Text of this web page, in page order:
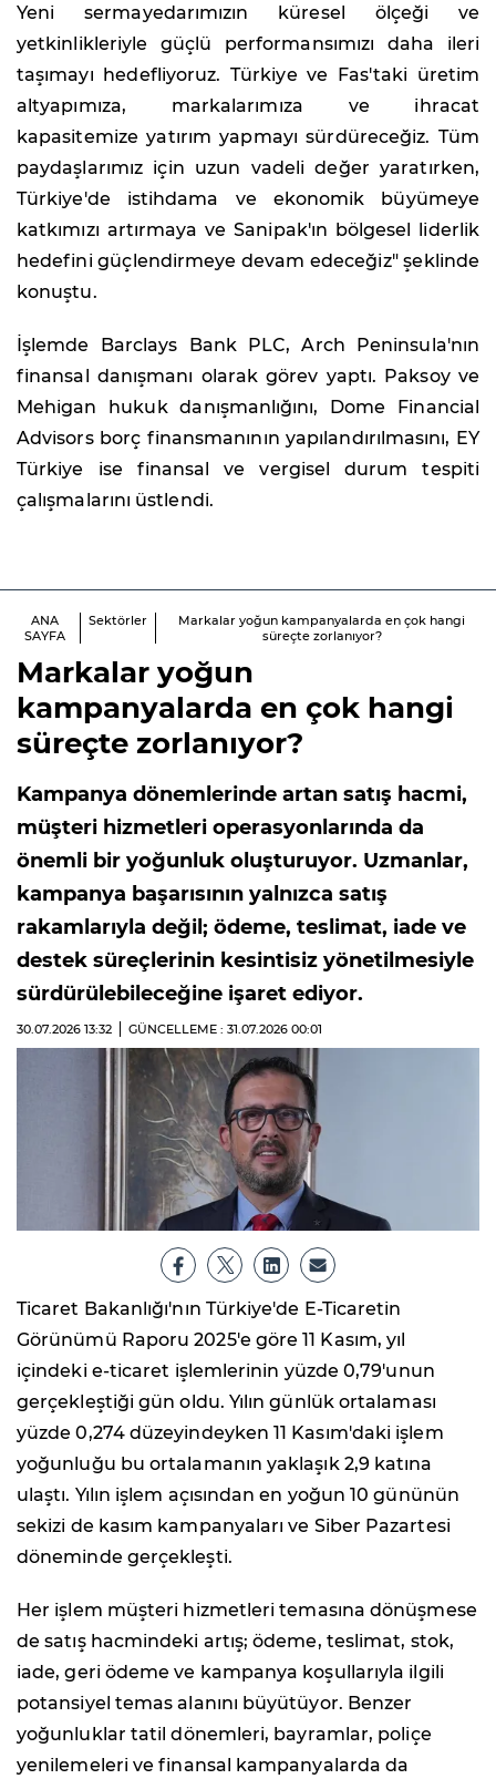
Yeni sermayedarımızın küresel ölçeği ve
yetkinlikleriyle güçlü performansımızı daha ileri
taşımayı hedefliyoruz. Türkiye ve Fas'taki üretim
altyapımıza, markalarımıza ve ihracat
kapasitemize yatırım yapmayı sürdüreceğiz. Tüm
paydaşlarımız için uzun vadeli değer yaratırken,
Türkiye'de istihdama ve ekonomik büyümeye
katkımızı artırmaya ve Sanipak'ın bölgesel liderlik
hedefini güçlendirmeye devam edeceğiz" şeklinde
konuştu.
İşlemde Barclays Bank PLC, Arch Peninsula'nın
finansal danışmanı olarak görev yaptı. Paksoy ve
Mehigan hukuk danışmanlığını, Dome Financial
Advisors borç finansmanının yapılandırılmasını, EY
Türkiye ise finansal ve vergisel durum tespiti
çalışmalarını üstlendi.
ANA
SAYFA
Sektörler
Markalar yoğun kampanyalarda en çok hangi
süreçte zorlanıyor?
Markalar yoğun
kampanyalarda en çok hangi
süreçte zorlanıyor?
Kampanya dönemlerinde artan satış hacmi,
müşteri hizmetleri operasyonlarında da
önemli bir yoğunluk oluşturuyor. Uzmanlar,
kampanya başarısının yalnızca satış
rakamlarıyla değil; ödeme, teslimat, iade ve
destek süreçlerinin kesintisiz yönetilmesiyle
sürdürülebileceğine işaret ediyor.
30.07.2026 13:32 GÜNCELLEME : 31.07.2026 00:01
Ticaret Bakanlığı'nın Türkiye'de E-Ticaretin
Görünümü Raporu 2025'e göre 11 Kasım, yıl
içindeki e-ticaret işlemlerinin yüzde 0,79'unun
gerçekleştiği gün oldu. Yılın günlük ortalaması
yüzde 0,274 düzeyindeyken 11 Kasım'daki işlem
yoğunluğu bu ortalamanın yaklaşık 2,9 katına
ulaştı. Yılın işlem açısından en yoğun 10 gününün
sekizi de kasım kampanyaları ve Siber Pazartesi
döneminde gerçekleşti.
Her işlem müşteri hizmetleri temasına dönüşmese
de satış hacmindeki artış; ödeme, teslimat, stok,
iade, geri ödeme ve kampanya koşullarıyla ilgili
potansiyel temas alanını büyütüyor. Benzer
yoğunluklar tatil dönemleri, bayramlar, poliçe
yenilemeleri ve finansal kampanyalarda da